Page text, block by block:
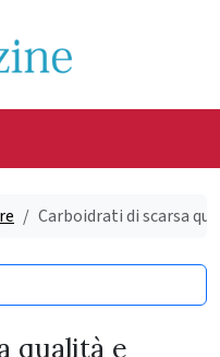
Carboidrati di scarsa
qualità e